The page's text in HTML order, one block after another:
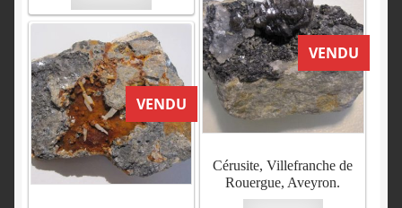
VENDU
Cérusite, Villefranche de
Rouergue, Aveyron.
VENDU